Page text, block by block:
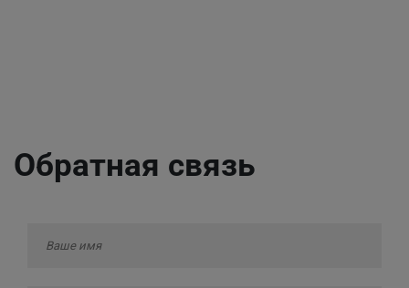
Обратная связь